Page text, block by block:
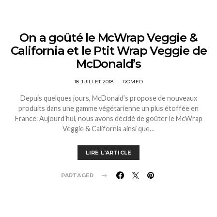
On a goûté le McWrap Veggie &
California et le Ptit Wrap Veggie de
McDonald’s
18 JUILLET 2018 ROMEO
Depuis quelques jours, McDonald’s propose de nouveaux
produits dans une gamme végétarienne un plus étoffée en
France. Aujourd’hui, nous avons décidé de goûter le McWrap
Veggie & California ainsi que…
LIRE L'ARTICLE
PARTAGER